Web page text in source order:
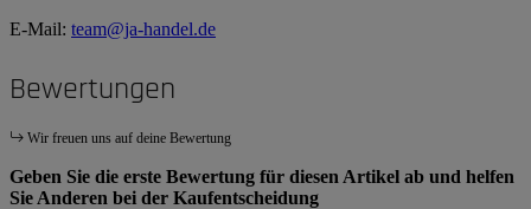
E-Mail: team@ja-handel.de
Bewertungen
Wir freuen uns auf deine Bewertung
Geben Sie die erste Bewertung für diesen Artikel ab und helfen
Sie Anderen bei der Kaufentscheidung